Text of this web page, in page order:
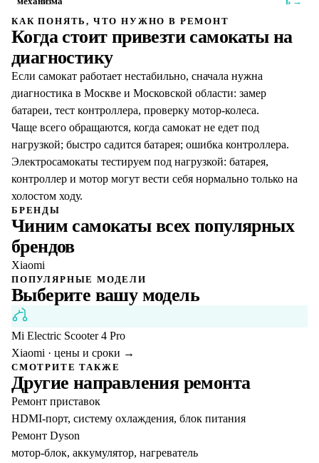
КАК ПОНЯТЬ, ЧТО НУЖНО В РЕМОНТ
Когда стоит привезти самокатына
диагностику
Если самокат работает нестабильно, сначала нужна
диагностика в Москве и Московской области: замер
батареи, тест контроллера, проверку мотор-колеса.
Чаще всего обращаются, когда самокат не едет под
нагрузкой; быстро садится батарея; ошибка контроллера.
Электросамокаты тестируем под нагрузкой: батарея,
контроллер и мотор могут вести себя нормально только на
холостом ходу.
БРЕНДЫ
Чиним самокатывсех популярных
брендов
Xiaomi
ПОПУЛЯРНЫЕ МОДЕЛИ
Выберите вашу модель
Mi Electric Scooter 4 Pro
Xiaomi · цены и сроки →
СМОТРИТЕ ТАКЖЕ
Другие направления ремонта
Ремонт приставок
HDMI-порт, систему охлаждения, блок питания
Ремонт Dyson
мотор-блок, аккумулятор, нагреватель